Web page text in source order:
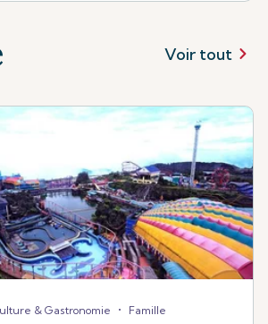
Voir tout
& Gastronomie • Famille